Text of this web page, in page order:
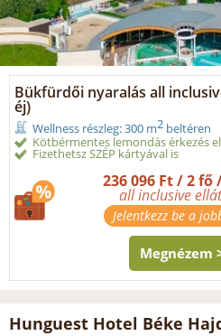
Bükfürdői nyaralás all
éj)
Wellness részleg: 300 m2 beltéren
Kötbérmentes lemondás érkezés
Fizethetsz SZÉP kártyával is
236 096 Ft / 2 fő
all inclusive
Jelentkezz be a
Megnézem
Hunguest Hotel Béke